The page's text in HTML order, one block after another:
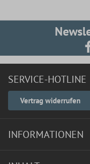
SERVICE-HOTLINE
Vertrag widerrufen
INFORMATIONEN